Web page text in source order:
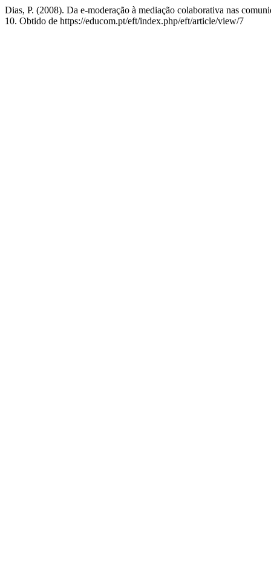
Dias, P. (2008). Da e-moderação à mediação colaborativa nas
10. Obtido de https://educom.pt/eft/index.php/eft/article/view/7